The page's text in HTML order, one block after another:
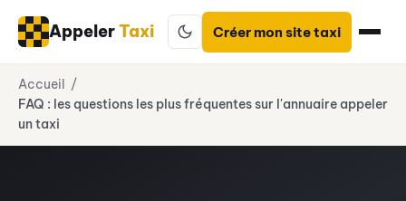
Aller
contenu
AppelerTaxi Créer mon site taxi
Accueil
FAQ : les questions les plus fréquentes sur l'annuaire appeler
un taxi